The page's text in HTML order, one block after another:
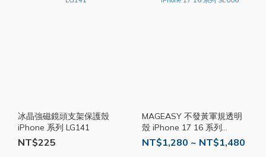
冰晶強磁鏡頭支架保護殼
iPhone 系列 LG141
NT$225
MAGEASY 不發黃軍規透明
殼 iPhone 17 16 系列
SE006
NT$1,280 ~ NT$1,480